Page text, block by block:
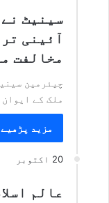
مخالفت
چیئرمین
ملک کے ایوان بالا سینیٹ
مزید پڑھیے
20 اکتوبر
عالم